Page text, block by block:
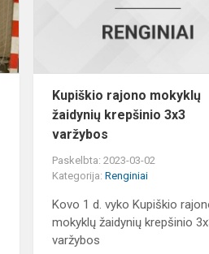
Kupiškio rajono mokyklų
žaidynių krepšinio 3x3
varžybos
Paskelbta: 2023-03-02
Kategorija:Renginiai
Kovo 1 d. vyko Kupiškio
mokyklų žaidynių krepšinio
varžybos